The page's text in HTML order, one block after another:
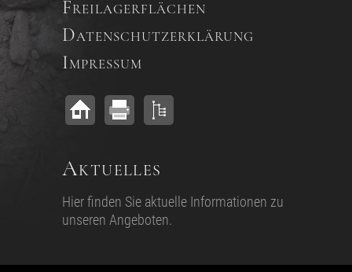
Freilagerflächen
Datenschutzerklärung
Impressum
Aktuelles
Hier finden Sie aktuelle Informationen zu
unseren Angeboten.